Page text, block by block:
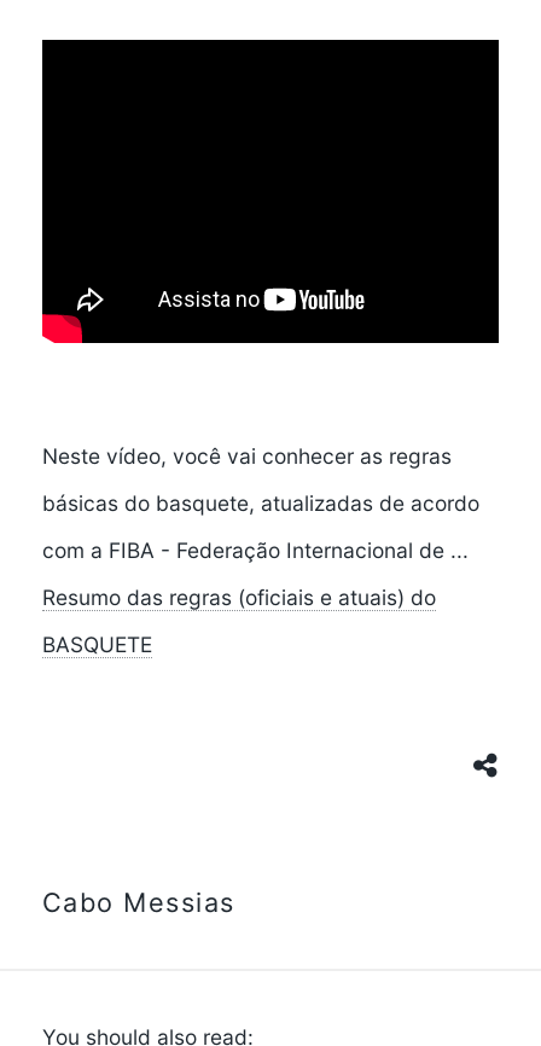
Neste vídeo, você vai conhecer as regras
básicas do basquete, atualizadas de acordo
com a FIBA - Federação Internacional de ...
Resumo das regras (oficiais e atuais) do
BASQUETE
Cabo Messias
You should also read: